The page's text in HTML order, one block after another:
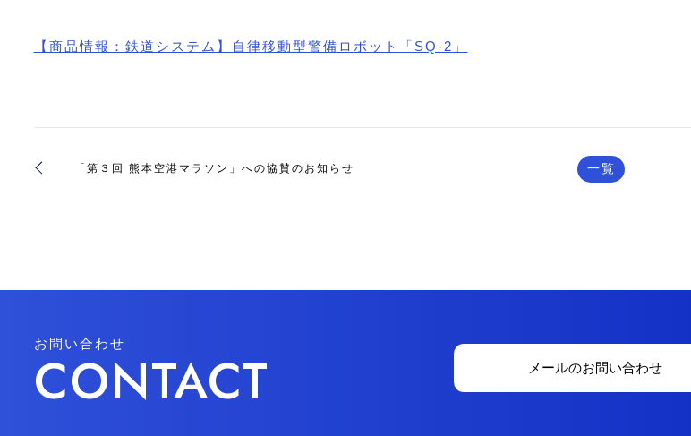
【商品情報：鉄道システム】自律移動型警備ロボット「SQ-2」
「第３回 熊本空港マラソン」への協賛のお知らせ 一覧
お問い合わせ
CONTACT メールのお問い合わせ